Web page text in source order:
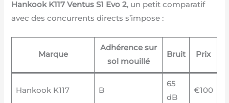
Hankook K117 Ventus S1 Evo 2, un petit comparatif
avec des concurrents directs s’impose :
Marque
Adhérence sur
sol mouillé
Bruit Prix
Hankook K117 B
65
dB
€100